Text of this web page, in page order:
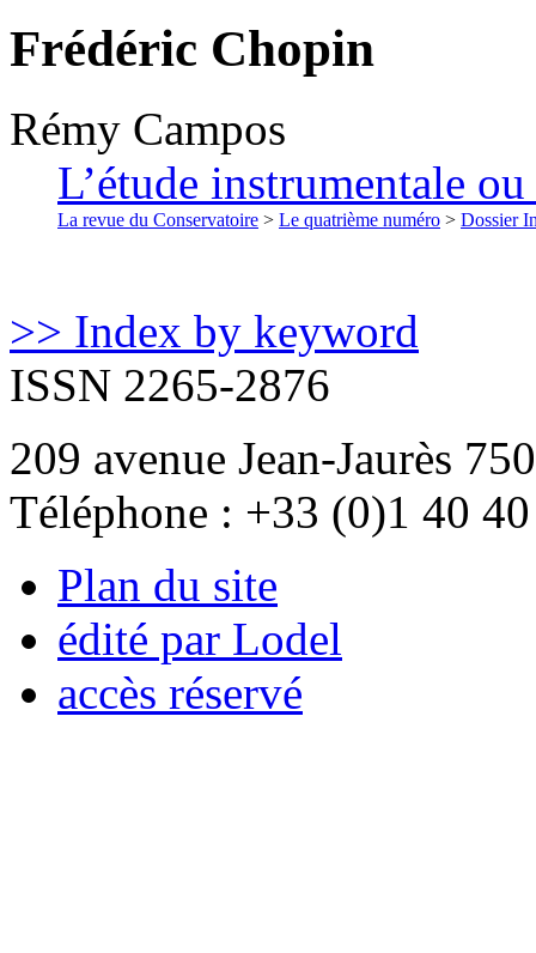
Frédéric Chopin
Rémy Campos
L’étude instrumentale
La revue du Conservatoire > Le quatrième numéro > Dossier
>> Index by keyword
ISSN 2265-2876
209 avenue Jean-Jaurès
Téléphone : +33 (0)1 40
Plan du site
édité par Lodel
accès réservé